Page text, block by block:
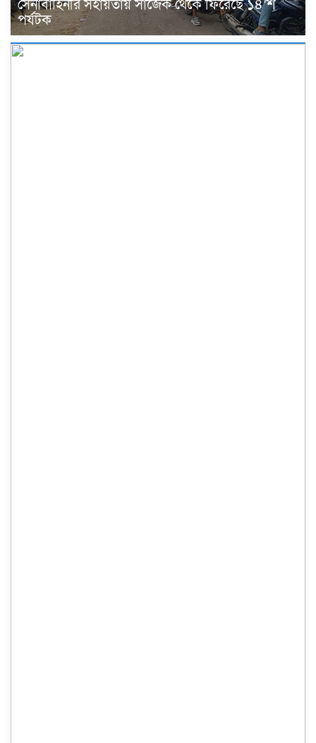
সেনাবাহিনীর সহায়তায় সাজেক থেকে ফিরেছে ১৪’শ
পর্যটক